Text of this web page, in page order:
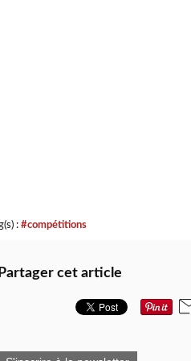
: #compétitions
Partager cet article